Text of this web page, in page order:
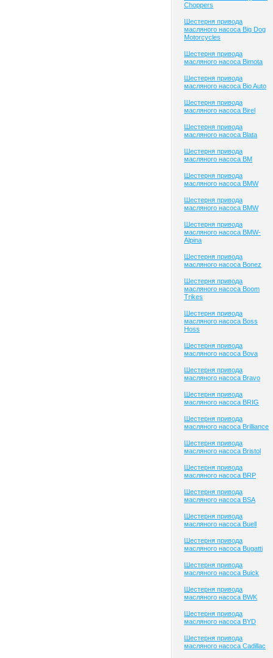
Choppers
Шестерня привода
масляного насоса Big Dog
Motorcycles
Шестерня привода
масляного насоса Bimota
Шестерня привода
масляного насоса Bio Auto
Шестерня привода
масляного насоса Birel
Шестерня привода
масляного насоса Blata
Шестерня привода
масляного насоса BM
Шестерня привода
масляного насоса BMW
Шестерня привода
масляного насоса BMW
Шестерня привода
масляного насоса BMW-
Alpina
Шестерня привода
масляного насоса Bonez
Шестерня привода
масляного насоса Boom
Trikes
Шестерня привода
масляного насоса Boss
Hoss
Шестерня привода
масляного насоса Bova
Шестерня привода
масляного насоса Bravo
Шестерня привода
масляного насоса BRIG
Шестерня привода
масляного насоса Brilliance
Шестерня привода
масляного насоса Bristol
Шестерня привода
масляного насоса BRP
Шестерня привода
масляного насоса BSA
Шестерня привода
масляного насоса Buell
Шестерня привода
масляного насоса Bugatti
Шестерня привода
масляного насоса Buick
Шестерня привода
масляного насоса BWK
Шестерня привода
масляного насоса BYD
Шестерня привода
масляного насоса Cadillac